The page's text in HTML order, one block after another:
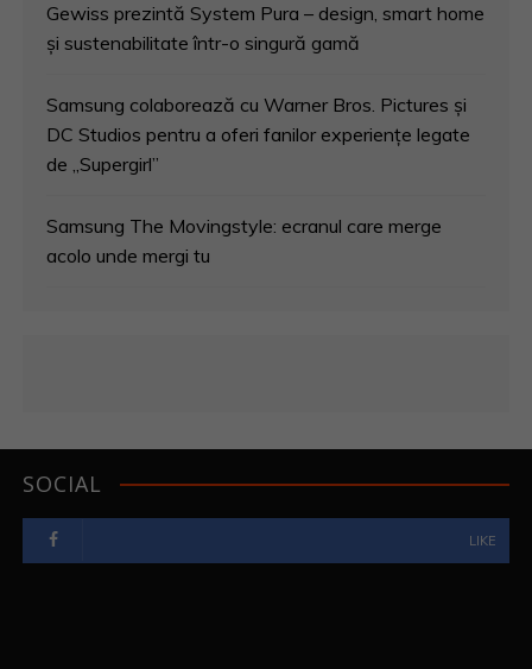
Gewiss prezintă System Pura – design, smart home
și sustenabilitate într-o singură gamă
Samsung colaborează cu Warner Bros. Pictures și
DC Studios pentru a oferi fanilor experiențe legate
de „Supergirl”
Samsung The Movingstyle: ecranul care merge
acolo unde mergi tu
SOCIAL
LIKE